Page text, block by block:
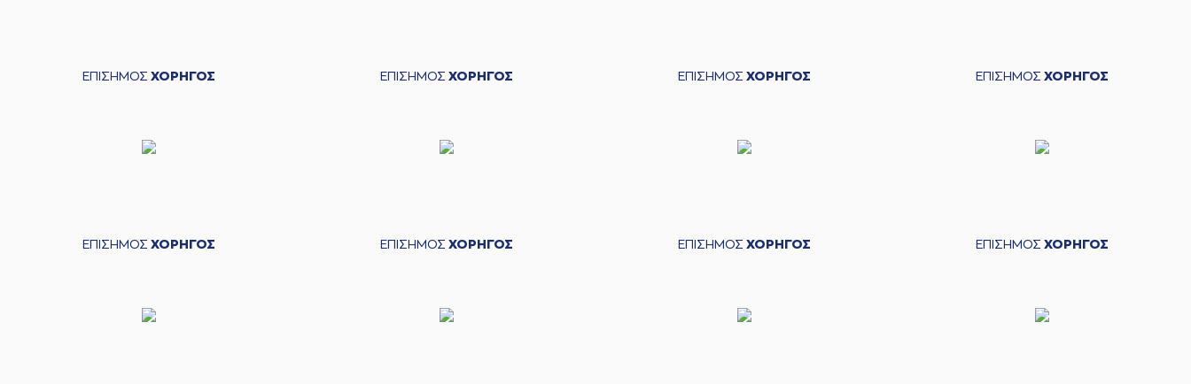
ΕΠΙΣΗΜΟΣ ΧΟΡΗΓΟΣ ΕΠΙΣΗΜΟΣ ΧΟΡΗΓΟΣ ΕΠΙΣΗΜΟΣ ΧΟΡΗΓΟΣ ΕΠΙΣΗΜΟΣ ΧΟΡΗΓΟΣ
ΕΠΙΣΗΜΟΣ ΧΟΡΗΓΟΣ ΕΠΙΣΗΜΟΣ ΧΟΡΗΓΟΣ ΕΠΙΣΗΜΟΣ ΧΟΡΗΓΟΣ ΕΠΙΣΗΜΟΣ ΧΟΡΗΓΟΣ